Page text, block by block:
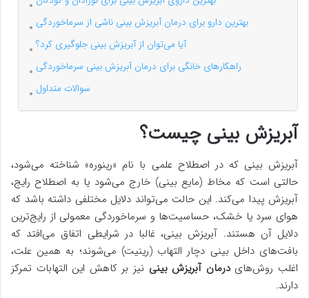
بهترین دارو برای درمان آبریزش بینی ناشی از سرماخوردگی
آیا می‌توان از آبریزش بینی جلوگیری کرد؟
راهکارهای خانگی برای درمان آبریزش بینی سرماخوردگی
سوالات متداول
آبریزش بینی چیست؟
آبریزش بینی که در اصطلاح علمی با نام «رینوره» شناخته می‌شود،
حالتی است که مخاط (مایع بینی) خارج می‌شود یا به اصطلاح رایج،
آبریزش پیدا می‌کند. این حالت می‌تواند دلایل مختلفی داشته باشد که
هوای سرد یا خشک، حساسیت‌ها و سرماخوردگی معمولی از رایج‌ترین
دلایل آن هستند. آبریزش بینی، غالبا در شرایطی اتفاق می‌افتد که
بافت‌های داخل بینی دچار التهاب (رینیت) می‌شوند؛ به همین علت،
اغلب روش‌هایدرمان آبریزش بینی نیز بر کاهش این التهابات تمرکز
دارند.